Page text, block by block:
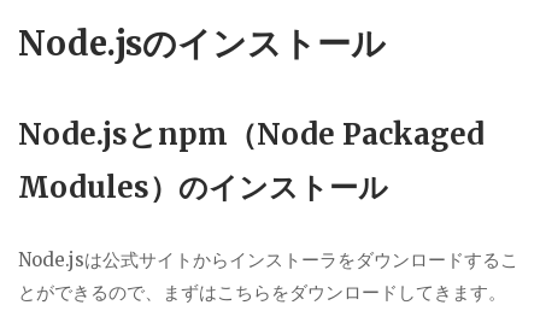
Node.jsのインストール
Node.jsとnpm（Node Packaged
Modules）のインストール
Node.jsは公式サイトからインストーラをダウンロードするこ
とができるので、まずはこちらをダウンロードしてきます。